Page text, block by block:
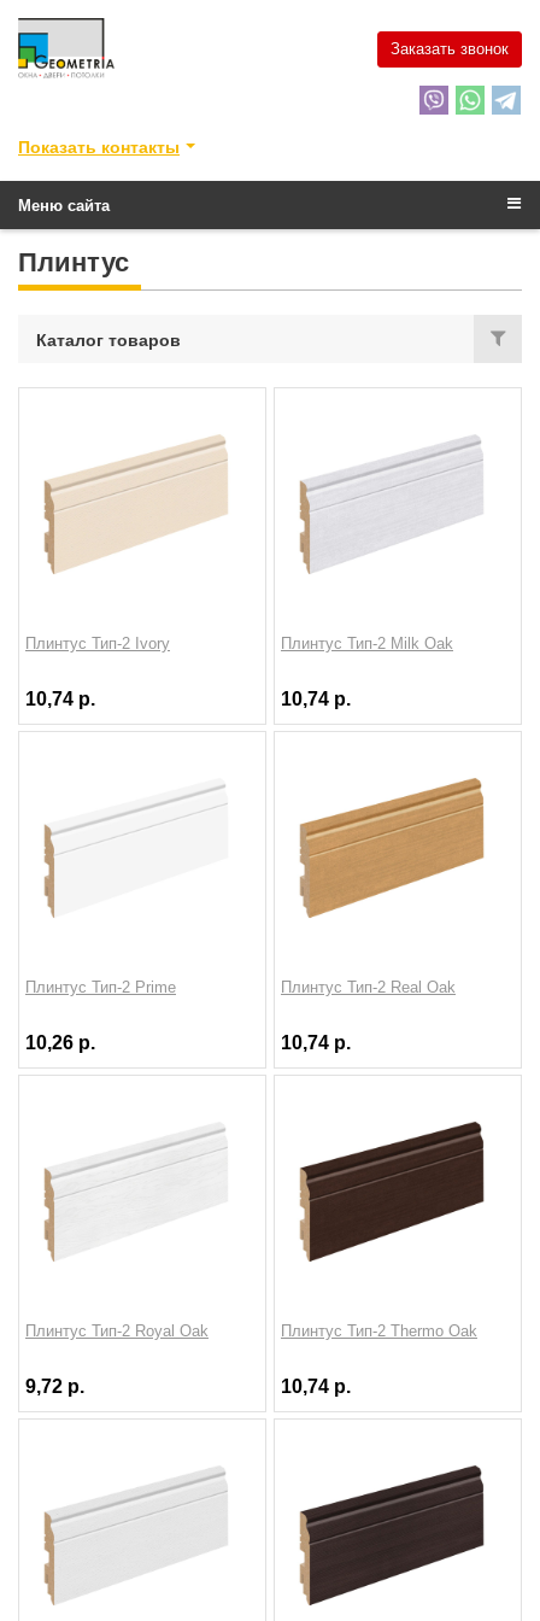
Заказать звонок
Показать контакты
Меню сайта
Плинтус
Каталог товаров
Плинтус Тип-2 Ivory
10,74 р.
Плинтус Тип-2 Milk Oak
10,74 р.
Плинтус Тип-2 Prime
10,26 р.
Плинтус Тип-2 Real Oak
10,74 р.
Плинтус Тип-2 Royal Oak
9,72 р.
Плинтус Тип-2 Thermo Oak
10,74 р.